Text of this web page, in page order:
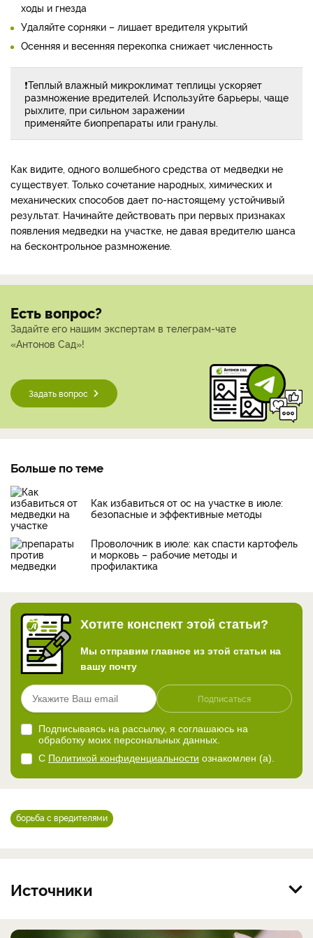
ходы и гнезда
Удаляйте сорняки – лишает вредителя укрытий
Осенняя и весенняя перекопка снижает численность
❗Теплый влажный микроклимат теплицы ускоряет
размножение вредителей. Используйте барьеры, чаще
рыхлите, при сильном заражении
применяйте биопрепараты или гранулы.
Как видите, одного волшебного средства от медведки не
существует. Только сочетание народных, химических и
механических способов дает по-настоящему устойчивый
результат. Начинайте действовать при первых признаках
появления медведки на участке, не давая вредителю шанса
на бесконтрольное размножение.
Есть вопрос?
Задайте его нашим экспертам в телеграм-чате
«Антонов Сад»!
Задать вопрос
Больше по теме
Как избавиться от ос на участке в июле:
безопасные и эффективные методы
Проволочник в июле: как спасти картофель
и морковь – рабочие методы и
профилактика
Хотите конспект этой статьи?
Мы отправим главное из этой статьи на
вашу почту
Подписаться
Подписываясь на рассылку, я соглашаюсь на
обработку моих персональных данных.
С Политикой конфиденциальности ознакомлен (а).
борьба с вредителями
Источники